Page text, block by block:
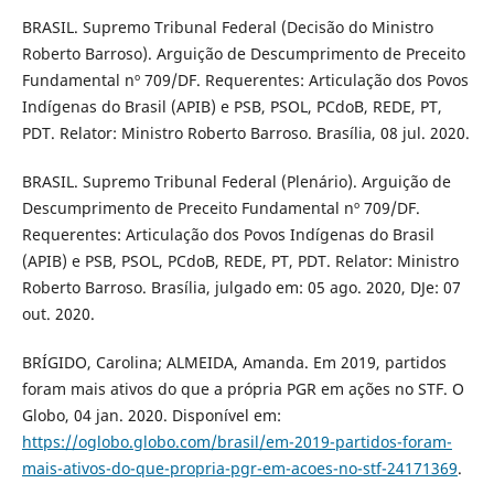
BRASIL. Supremo Tribunal Federal (Decisão do Ministro
Roberto Barroso). Arguição de Descumprimento de Preceito
Fundamental nº 709/DF. Requerentes: Articulação dos Povos
Indígenas do Brasil (APIB) e PSB, PSOL, PCdoB, REDE, PT,
PDT. Relator: Ministro Roberto Barroso. Brasília, 08 jul. 2020.
BRASIL. Supremo Tribunal Federal (Plenário). Arguição de
Descumprimento de Preceito Fundamental nº 709/DF.
Requerentes: Articulação dos Povos Indígenas do Brasil
(APIB) e PSB, PSOL, PCdoB, REDE, PT, PDT. Relator: Ministro
Roberto Barroso. Brasília, julgado em: 05 ago. 2020, DJe: 07
out. 2020.
BRÍGIDO, Carolina; ALMEIDA, Amanda. Em 2019, partidos
foram mais ativos do que a própria PGR em ações no STF. O
Globo, 04 jan. 2020. Disponível em:
https://oglobo.globo.com/brasil/em-2019-partidos-foram-
mais-ativos-do-que-propria-pgr-em-acoes-no-stf-24171369.